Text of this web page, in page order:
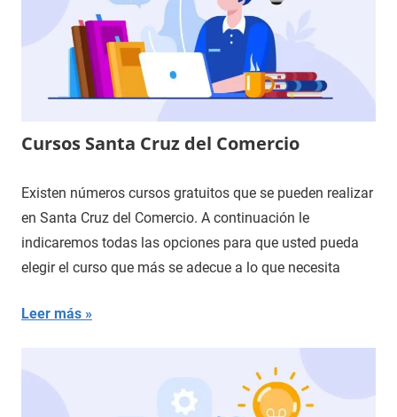
Cursos Santa Cruz del Comercio
Existen números cursos gratuitos que se pueden realizar
en Santa Cruz del Comercio. A continuación le
indicaremos todas las opciones para que usted pueda
elegir el curso que más se adecue a lo que necesita
Leer más